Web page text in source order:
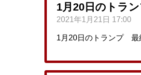
1月20日のトラ
2021年1月21日 17:00
1月20日のトランプ 最